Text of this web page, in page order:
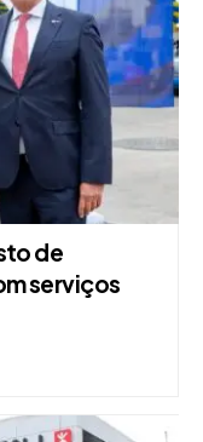
de
serviços